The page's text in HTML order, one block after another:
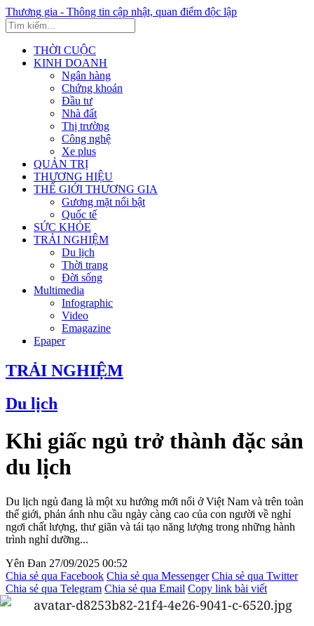
Thương gia - Thông tin cập nhật, quan điểm độc lập
THỜI CUỘC
KINH DOANH
Ngân hàng
Chứng khoán
Đầu tư
Nhà đất
Thị trường
Công nghệ
Xe plus
QUẢN TRỊ
THƯƠNG HIỆU
THẾ GIỚI THƯƠNG GIA
Gương mặt nổi bật
Quốc tế
SỨC KHỎE
TRẢI NGHIỆM
Du lịch
Thời trang
Đời sống
Multimedia
Infographic
Video
Emagazine
Epaper
TRẢI NGHIỆM
Du lịch
Khi giấc ngủ trở thành đặc sản
du lịch
Du lịch ngủ đang là một xu hướng mới nổi ở Việt Nam và trên toàn
thế giới, phản ánh nhu cầu ngày càng cao của con người về nghỉ
ngơi chất lượng, thư giãn và tái tạo năng lượng trong những hành
trình nghỉ dưỡng...
Yên Đan 27/09/2025 00:52
Chia sẻ qua Facebook Chia sẻ qua Messenger Chia sẻ qua Twitter
Chia sẻ qua Telegram Chia sẻ qua Email Copy link bài viết